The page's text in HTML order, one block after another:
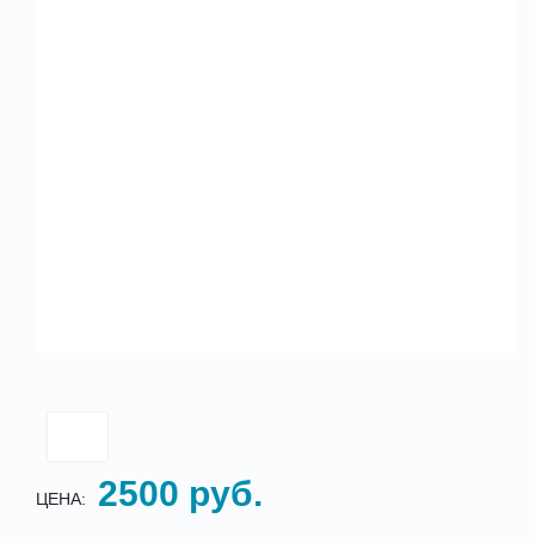
ЦЕНА: 2500 руб.